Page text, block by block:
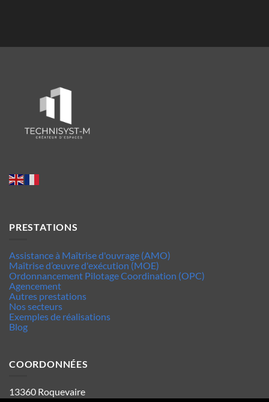
PRESTATIONS
Assistance à Maîtrise d'ouvrage (AMO)
Maîtrise d’œuvre d'exécution (MOE)
Ordonnancement Pilotage Coordination (OPC)
Agencement
Autres prestations
Nos secteurs
Exemples de réalisations
Blog
COORDONNÉES
13360 Roquevaire